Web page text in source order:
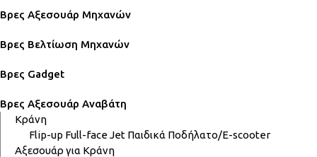
Βρες Αξεσουάρ Μηχανών
Βρες Βελτίωση Μηχανών
Βρες Gadget
Βρες Αξεσουάρ Αναβάτη
Κράνη
Flip-up Full-faceJet Παιδικά Ποδήλατο/E-scooter
Αξεσουάρ για Κράνη